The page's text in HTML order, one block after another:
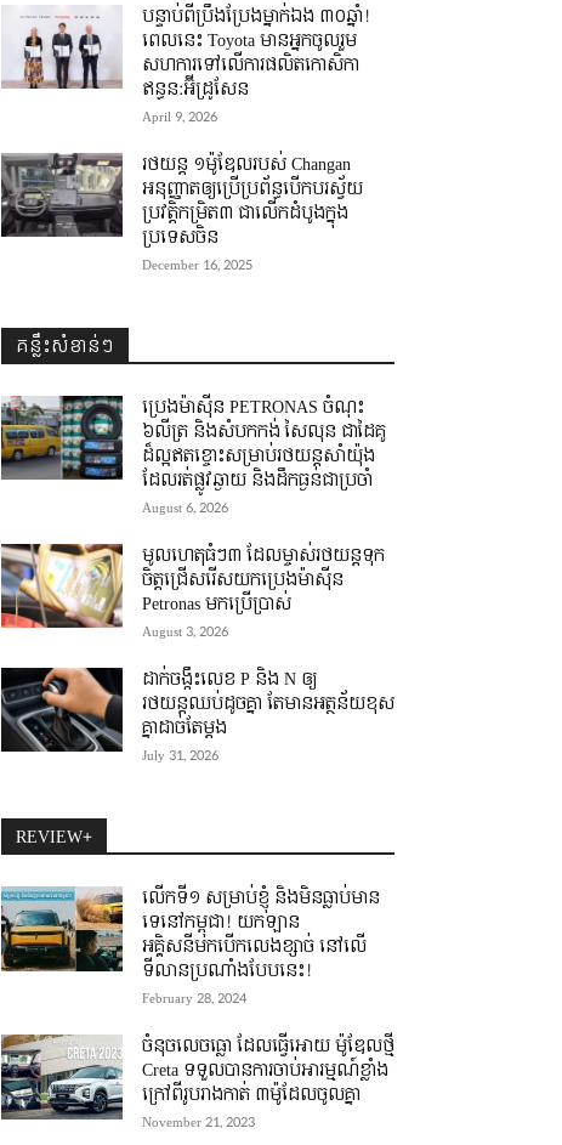
បន្ទាប់ពីប្រឹងប្រែងម្នាក់ឯង ៣០ឆ្នាំ! ​
ពេលនេះ Toyota មានអ្នកចូលរួម
សហការទៅលើការផលិតកោសិកា
ឥន្ធន:អ៊ីដ្រូសែន
April 9, 2026
រថយន្ត ១ម៉ូឌែលរបស់ Changan
អនុញ្ញាតឲ្យប្រើប្រព័ន្ធបើកបរស្វ័យ
ប្រវត្តិកម្រិត៣ ជាលើកដំបូងក្នុង
ប្រទេសចិន
December 16, 2025
គន្លឹះសំខាន់ៗ
ប្រេងម៉ាស៊ីន PETRONAS ចំណុះ
៦លីត្រ និងសំបកកង់ សៃលុន ជាដៃគូ
ដ៏ល្អឥតខ្ចោះសម្រាប់រថយន្តសាំយ៉ុង
ដែលរត់ផ្លូវឆ្ងាយ និងដឹកធ្ងន់ជាប្រចាំ
August 6, 2026
មូលហេតុធំៗ៣ ដែលម្ចាស់រថយន្តទុក
ចិត្តជ្រើសរើសយកប្រេងម៉ាស៊ីន
Petronas មកប្រើប្រាស់
August 3, 2026
ដាក់ចង្កឹះលេខ P និង N ឲ្យ
រថយន្តឈប់ដូចគ្នា តែមានអត្ថន័យខុស
គ្នាដាច់តែម្តង
July 31, 2026
REVIEW+
លើកទី១ សម្រាប់ខ្ញុំ និងមិនធ្លាប់មាន
ទេនៅកម្ពុជា! យកឡាន
អគ្គិសនីមកបើកលេងខ្សាច់ នៅលើ
ទីលានប្រណាំងបែបនេះ!
February 28, 2024
ចំនុចលេចធ្លោ ដែលធ្វើអោយ ម៉ូឌែលថ្មី
Creta ទទួលបានការចាប់អារម្មណ៍ខ្លាំង
ក្រៅពីរូបរាងកាត់ ៣ម៉ូដែលចូលគ្នា
November 21, 2023